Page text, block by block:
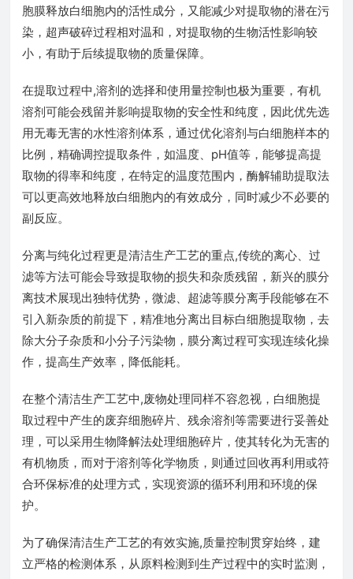
胞膜释放白细胞内的活性成分，又能减少对提取物的潜在污
染，超声破碎过程相对温和，对提取物的生物活性影响较
小，有助于后续提取物的质量保障。
在提取过程中,溶剂的选择和使用量控制也极为重要，有机
溶剂可能会残留并影响提取物的安全性和纯度，因此优先选
用无毒无害的水性溶剂体系，通过优化溶剂与白细胞样本的
比例，精确调控提取条件，如温度、pH值等，能够提高提
取物的得率和纯度，在特定的温度范围内，酶解辅助提取法
可以更高效地释放白细胞内的有效成分，同时减少不必要的
副反应。
分离与纯化过程更是清洁生产工艺的重点,传统的离心、过
滤等方法可能会导致提取物的损失和杂质残留，新兴的膜分
离技术展现出独特优势，微滤、超滤等膜分离手段能够在不
引入新杂质的前提下，精准地分离出目标白细胞提取物，去
除大分子杂质和小分子污染物，膜分离过程可实现连续化操
作，提高生产效率，降低能耗。
在整个清洁生产工艺中,废物处理同样不容忽视，白细胞提
取过程中产生的废弃细胞碎片、残余溶剂等需要进行妥善处
理，可以采用生物降解法处理细胞碎片，使其转化为无害的
有机物质，而对于溶剂等化学物质，则通过回收再利用或符
合环保标准的处理方式，实现资源的循环利用和环境的保
护。
为了确保清洁生产工艺的有效实施,质量控制贯穿始终，建
立严格的检测体系，从原料检测到生产过程中的实时监测，